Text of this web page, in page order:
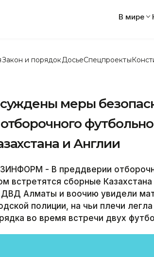
В мире
Закон и порядок ДосьеСпецпроекты
меры
и Англии
- В преддверии
встретятся сборные
Алматы и воочию увидели
полиции, на чьи плечи
во время встречи двух